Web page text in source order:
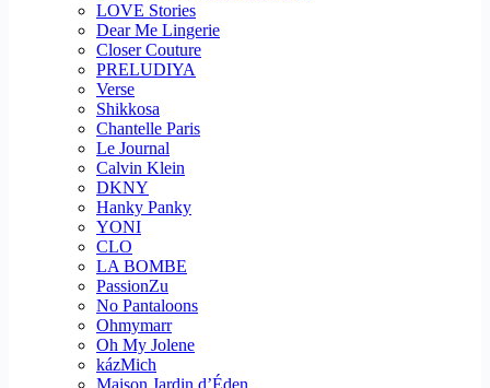
LOVE Stories
Dear Me Lingerie
Closer Couture
PRELUDIYA
Verse
Shikkosa
Chantelle Paris
Le Journal
Calvin Klein
DKNY
Hanky Panky
YONI
CLO
LA BOMBE
PassionZu
No Pantaloons
Ohmymarr
Oh My Jolene
kázMich
Maison Jardin d’Éden